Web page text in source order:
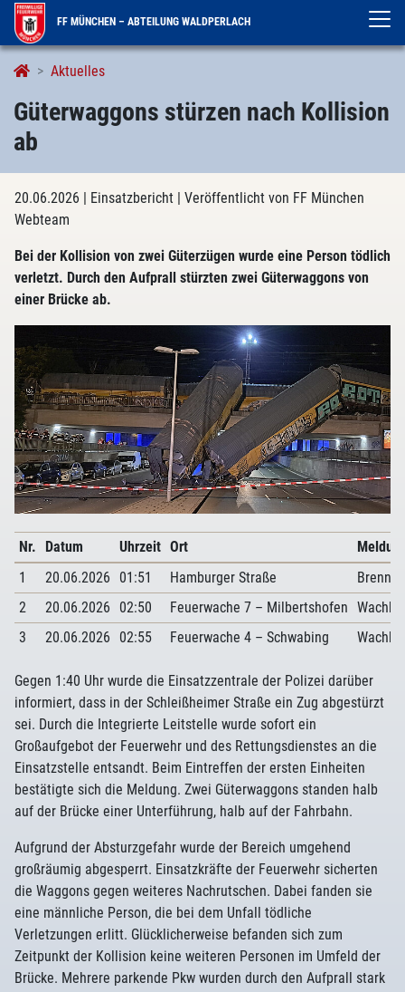
FF MÜNCHEN – ABTEILUNG WALDPERLACH
Aktuelles
Güterwaggons stürzen nach Kollision
ab
20.06.2026 | Einsatzbericht | Veröffentlicht von FF München
Webteam
Bei der Kollision von zwei Güterzügen wurde eine Person tödlich
verletzt. Durch den Aufprall stürzten zwei Güterwaggons von
einer Brücke ab.
Nr. Datum Uhrzeit Ort
1
20.06.2026 01:51 Hamburger Straße
Brennt
2
20.06.2026 02:50 Feuerwache 7 – Milbertshofen
3
20.06.2026 02:55 Feuerwache 4 – Schwabing
Gegen 1:40 Uhr wurde die Einsatzzentrale der Polizei darüber
informiert, dass in der Schleißheimer Straße ein Zug abgestürzt
sei. Durch die Integrierte Leitstelle wurde sofort ein
Großaufgebot der Feuerwehr und des Rettungsdienstes an die
Einsatzstelle entsandt. Beim Eintreffen der ersten Einheiten
bestätigte sich die Meldung. Zwei Güterwaggons standen halb
auf der Brücke einer Unterführung, halb auf der Fahrbahn.
Aufgrund der Absturzgefahr wurde der Bereich umgehend
großräumig abgesperrt. Einsatzkräfte der Feuerwehr sicherten
die Waggons gegen weiteres Nachrutschen. Dabei fanden sie
eine männliche Person, die bei dem Unfall tödliche
Verletzungen erlitt. Glücklicherweise befanden sich zum
Zeitpunkt der Kollision keine weiteren Personen im Umfeld der
Brücke. Mehrere parkende Pkw wurden durch den Aufprall stark